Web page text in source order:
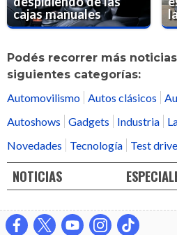
cajas manuales
Podés recorrer más
siguientes categorías:
Automovilismo Autos clásicos
Autoshows
Gadgets Industria
Novedades
Tecnología Test drive
NOTICIAS